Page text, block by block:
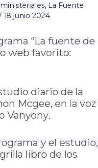
, La Fuente
18 junio 2024
“La fuente de
web favorito:
diario de la
Mcgee, en la voz
Vanyony.
y el estudio,
libro de los